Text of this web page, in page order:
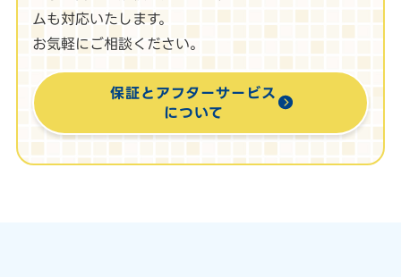
ムも対応いたします。
お気軽にご相談ください。
保証とアフターサービス
について